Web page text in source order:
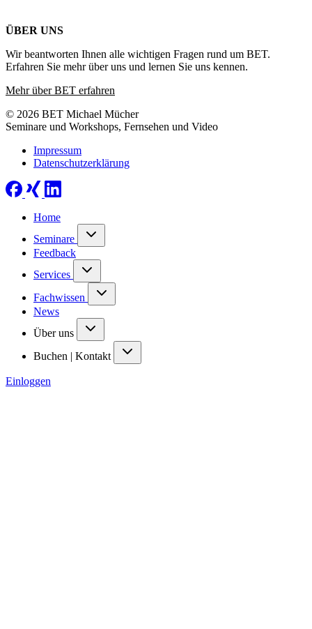
ÜBER UNS
Wir beantworten Ihnen alle wichtigen Fragen rund um BET.
Erfahren Sie mehr über uns und lernen Sie uns kennen.
Mehr über BET erfahren
© 2026 BET Michael Mücher
Seminare und Workshops, Fernsehen und Video
Impressum
Datenschutzerklärung
Home
Seminare
Feedback
Services
Fachwissen
News
Über uns
Buchen | Kontakt
Einloggen